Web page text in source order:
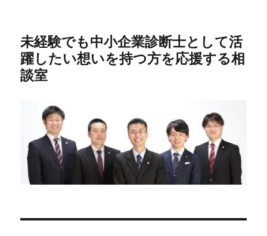
未経験でも中小企業診断士として活
躍したい想いを持つ方を応援する相
談室